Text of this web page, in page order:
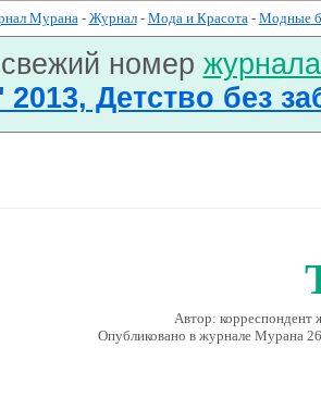
Мурана- Журнал- Мода и Красота- Модные
номер
2013, Детство без
Автор: корреспондент
Опубликовано в журналe Мурана